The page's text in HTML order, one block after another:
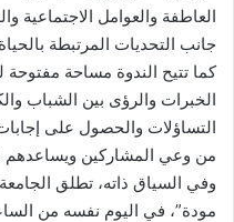
العاطفة والعوامل الاجتماعية
جانب التحديات المرتبطة بالحياة
كما تتيح الندوة مساحة مفتوحة
الخبرات والرؤى بين الشباب
التساؤلات والحصول على
من وعي المشاركين ويساعدهم
وفي السياق ذاته، تطلق